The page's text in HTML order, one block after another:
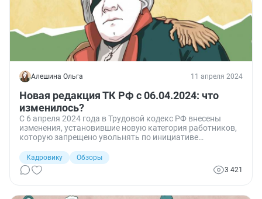
Алешина Ольга 11 апреля 2024
Новая редакция ТК РФ с 06.04.2024: что
изменилось?
С 6 апреля 2024 года в Трудовой кодекс РФ внесены
изменения, установившие новую категория работников,
которую запрещено увольнять по инициативе
действий.
Кадровику
Обзоры
3 421